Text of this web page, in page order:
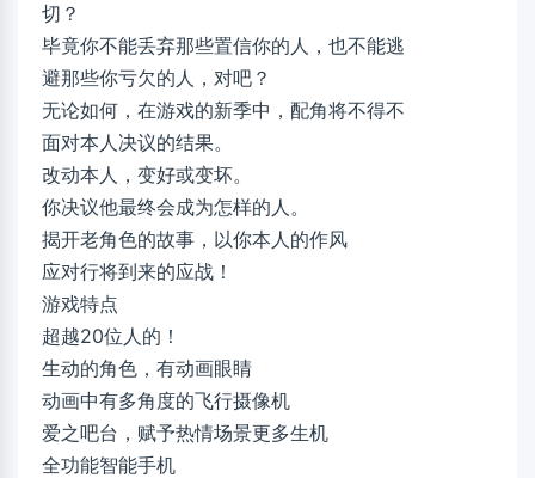
切？
毕竟你不能丢弃那些置信你的人，也不能逃
避那些你亏欠的人，对吧？
无论如何，在游戏的新季中，配角将不得不
面对本人决议的结果。
改动本人，变好或变坏。
你决议他最终会成为怎样的人。
揭开老角色的故事，以你本人的作风
应对行将到来的应战！
游戏特点
超越20位人的！
生动的角色，有动画眼睛
动画中有多角度的飞行摄像机
爱之吧台，赋予热情场景更多生机
全功能智能手机